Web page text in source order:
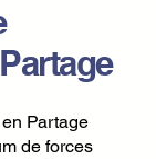
Partage
de forces